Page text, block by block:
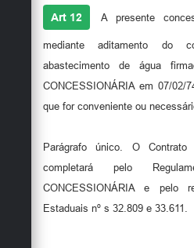
Art 12 A presente
mediante aditamento do
abastecimento de água
CONCESSIONÁRIA em 07/02/
que for conveniente ou
Parágrafo único. O
completará pelo
CONCESSIONÁRIA e pelo
Estaduais nº s 32.809 e 33.611.